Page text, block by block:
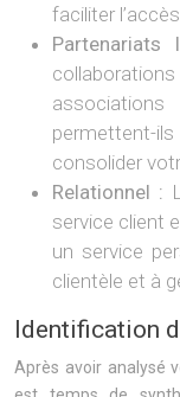
faciliter
Partenariats
permettent-
consolider
Relationnel :
service client
un service
clientèle et à
Identification
Après avoir analysé